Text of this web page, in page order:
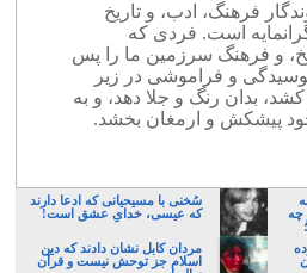
فرهنگ، ادب، و تاریخ
است. فردی که
و فرهنگ سرزمین ما را پس
و فراموشی در زیر
کشد، بدان رنگ و جلا دهد، و به
پیشکش و ارمغان بخشد.
چه
سُخنی با مسیحیانی که ادعا دارند
که عیسی، خدایِ عشق است!
مردان کابل نشان دادند که دین
اسلام جز توحش نیست و قرآن